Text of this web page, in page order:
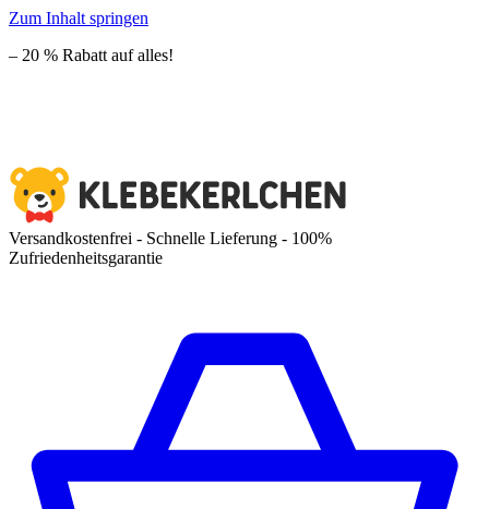
Zum Inhalt springen
– 20 % Rabatt auf alles!
Versandkostenfrei - Schnelle Lieferung - 100%
Zufriedenheitsgarantie